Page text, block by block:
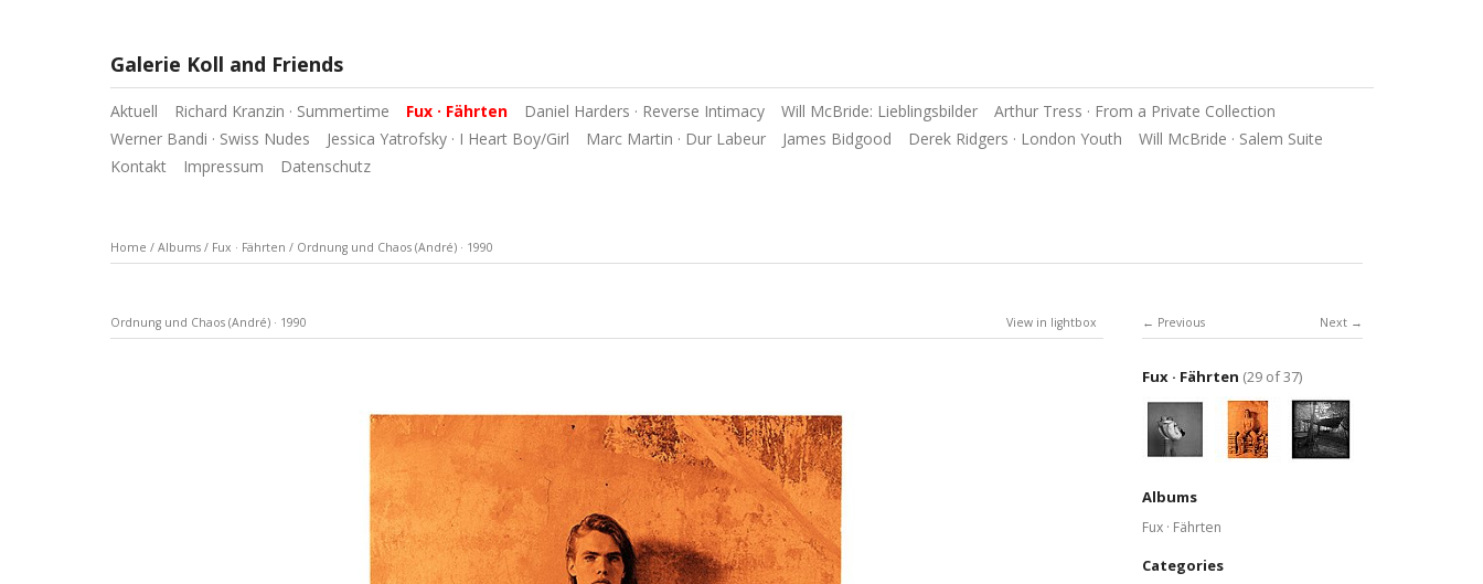
Galerie Koll and Friends
Aktuell Richard Kranzin · Summertime Fux · Fährten Daniel Harders · Reverse Intimacy Will McBride: Lieblingsbilder
Arthur Tress · From a Private Collection
Werner Bandi · Swiss Nudes
Jessica Yatrofsky · I Heart Boy/Girl Marc Martin · Dur Labeur James Bidgood Derek Ridgers · London Youth
Will McBride · Salem Suite
Kontakt
Impressum Datenschutz
Home / Albums/ Fux · Fährten / Ordnung und Chaos (André) · 1990
Ordnung und Chaos (André) · 1990 View in lightbox Next
Previous
Fux · Fährten (29 of 37)
Albums
Fux · Fährten
Categories